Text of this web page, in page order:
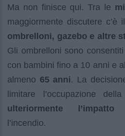
Ma non finisce qui. Tra le
maggiormente discutere c’è il
ombrelloni, gazebo e altre
Gli ombrelloni sono
con bambini fino a 10 anni e
almeno 65 anni. La
limitare l’occupazione
ulteriormente l’impatto
l’incendio.